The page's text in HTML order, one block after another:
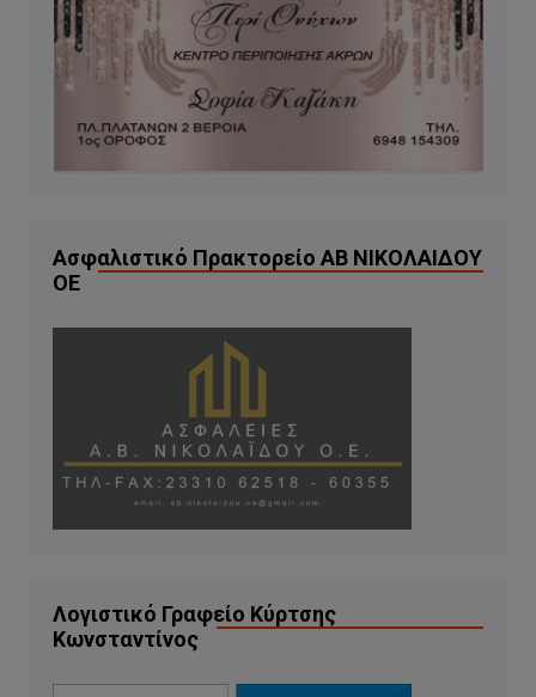
Ασφαλιστικό Πρακτορείο ΑΒ ΝΙΚΟΛΑΙΔΟΥ
ΟΕ
Λογιστικό Γραφείο Κύρτσης
Κωνσταντίνος